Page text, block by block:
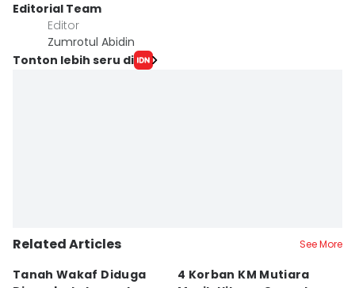
Editorial Team
Editor
Zumrotul Abidin
Tonton lebih seru di
Related Articles See More
Tanah Wakaf Diduga
4 Korban KM Mutiara